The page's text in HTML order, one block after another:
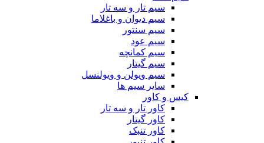
سیم تار و سه تار
سیم دیوان و باغلاما
سیم سنتور
سیم عود
سیم کمانچه
سیم گیتار
سیم ویولن و ویولنسل
سایر سیم ها
کیس و کاور
کاور تار و سه تار
کاور گیتار
کاور تنبک